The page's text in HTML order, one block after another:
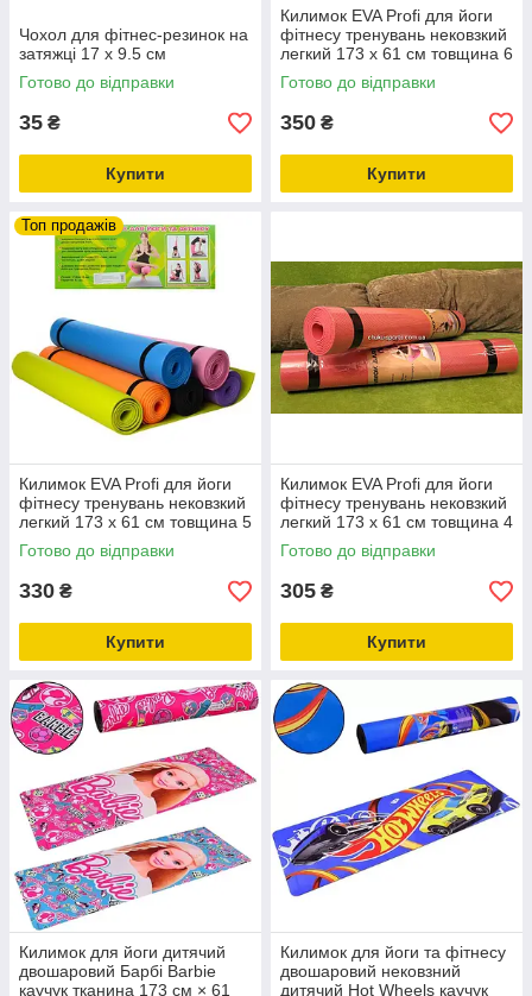
Чохол для фітнес-резинок на
затяжці 17 x 9.5 см
Готово до відправки
35 ₴
Купити
Килимок EVA Profi для йоги
фітнесу тренувань нековзкий
легкий 173 х 61 см товщина 6
мм
Готово до відправки
350 ₴
Купити
Топ продажів
Килимок EVA Profi для йоги
фітнесу тренувань нековзкий
легкий 173 х 61 см товщина 5
мм
Готово до відправки
330 ₴
Купити
Килимок EVA Profi для йоги
фітнесу тренувань нековзкий
легкий 173 х 61 см товщина 4
мм
Готово до відправки
305 ₴
Купити
Килимок для йоги дитячий
двошаровий Барбі Barbie
каучук тканина 173 см × 61
Килимок для йоги та фітнесу
двошаровий нековзний
дитячий Hot Wheels каучук